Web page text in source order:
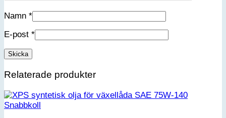
Namn *
E-post *
Relaterade produkter
Snabbkoll